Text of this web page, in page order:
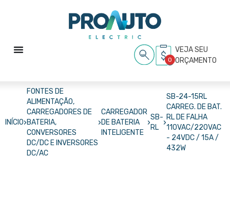
VEJA SEU
ORÇAMENTO
0
INÍCIO›
FONTES DE
ALIMENTAÇÃO,
CARREGADORES DE
BATERIA,
CONVERSORES
DC/DC E INVERSORES
DC/AC
›
CARREGADOR
DE BATERIA
INTELIGENTE
›
SB-
RL
›
SB-24-15RL
CARREG. DE BAT.
RL DE FALHA
110VAC/220VAC
- 24VDC / 15A /
432W